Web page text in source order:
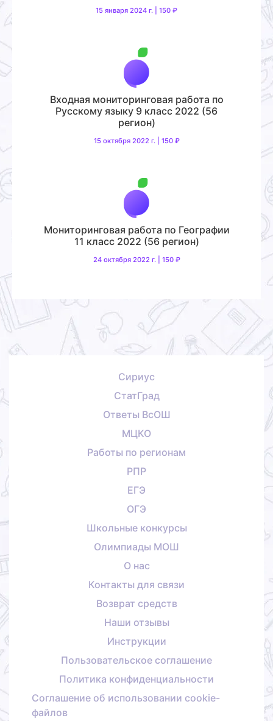
15 января 2024 г. | 150 ₽
Входная мониторинговая работа по
Русскому языку 9 класс 2022 (56
регион)
15 октября 2022 г. | 150 ₽
Мониторинговая работа по Географии
11 класс 2022 (56 регион)
24 октября 2022 г. | 150 ₽
Сириус
СтатГрад
Ответы ВсОШ
МЦКО
Работы по регионам
РПР
ЕГЭ
ОГЭ
Школьные конкурсы
Олимпиады МОШ
О нас
Контакты для связи
Возврат средств
Наши отзывы
Инструкции
Пользовательское соглашение
Политика конфиденциальности
Соглашение об использовании cookie-
файлов